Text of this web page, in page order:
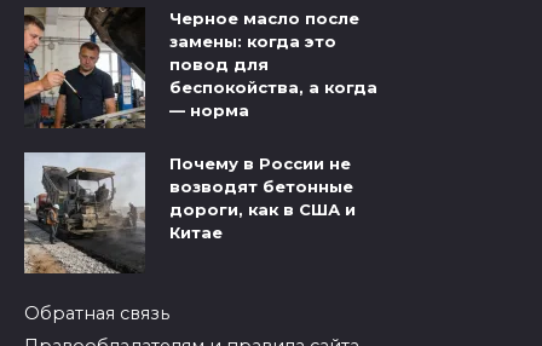
Черное масло после
замены: когда это
повод для
беспокойства, а когда
— норма
Почему в России не
возводят бетонные
дороги, как в США и
Китае
Обратная связь